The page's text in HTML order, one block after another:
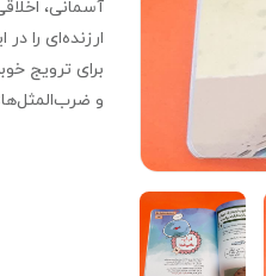
ارزنده‌ای را
و